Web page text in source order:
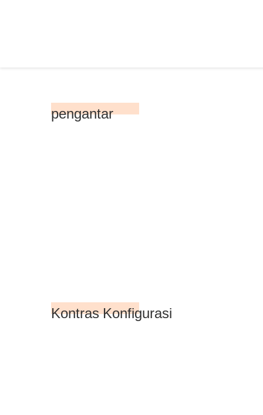
pengantar
Kontras Konfigurasi